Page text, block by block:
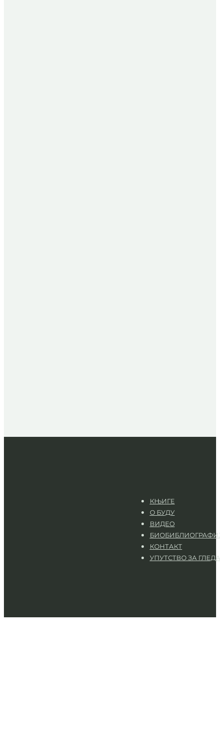
КЊИГЕ
О БУДУ
ВИДЕО
КОНТАКТ
УПУТСТВО ЗА